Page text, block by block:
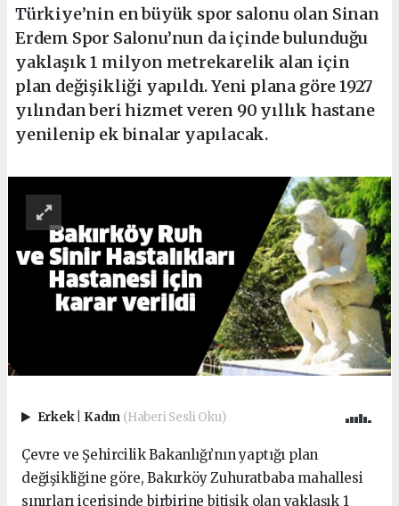
Türkiye’nin en büyük spor salonu olan Sinan
Erdem Spor Salonu’nun da içinde bulunduğu
yaklaşık 1 milyon metrekarelik alan için
plan değişikliği yapıldı. Yeni plana göre 1927
yılından beri hizmet veren 90 yıllık hastane
yenilenip ek binalar yapılacak.
Erkek Kadın (Haberi Sesli Oku)
Çevre ve Şehircilik Bakanlığı’nın yaptığı plan
değişikliğine göre, Bakırköy Zuhuratbaba mahallesi
sınırları içerisinde birbirine bitişik olan yaklaşık 1